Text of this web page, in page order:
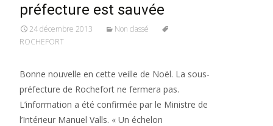
préfecture est sauvée
24 décembre 2013
Non classé
ROCHEFORT
Bonne nouvelle en cette veille de Noël. La sous-
préfecture de Rochefort ne fermera pas.
L’information a été confirmée par le Ministre de
l’Intérieur Manuel Valls. « Un échelon